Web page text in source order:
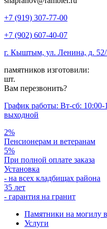
+7 (919) 307-77-00
+7 (902) 607-40-07
г. Кыштым, ул. Ленина, д.
памятников изготовили:
шт.
Вам перезвонить?
График работы: Вт-сб:
выходной
2%
Пенсионерам и ветеранам
5%
При полной оплате заказа
Установка
- на всех кладбищах района
35 лет
- гарантия на гранит
Памятники на могилу
Услуги